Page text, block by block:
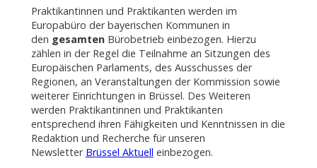
Praktikantinnen und Praktikanten werden im
Europabüro der bayerischen Kommunen in
den gesamtenBürobetrieb einbezogen. Hierzu
zählen in der Regel die Teilnahme an Sitzungen des
Europäischen Parlaments, des Ausschusses der
Regionen, an Veranstaltungen der Kommission sowie
weiterer Einrichtungen in Brüssel. Des Weiteren
werden Praktikantinnen und Praktikanten
entsprechend ihren Fähigkeiten und Kenntnissen in die
Redaktion und Recherche für unseren
Newsletter Brüssel Aktuell einbezogen.